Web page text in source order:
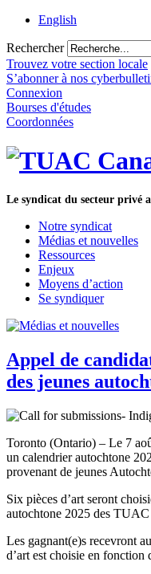
English
Rechercher
Trouvez votre section locale
S’abonner à nos
Connexion
Bourses d'études
Coordonnées
Le syndicat du secteur privé
Notre syndicat
Médias et nouvelles
Ressources
Enjeux
Moyens d’action
Se syndiquer
Appel de
des jeunes
Toronto (Ontario) – Le 7
un calendrier autochtone
provenant de jeunes
Six pièces d’art seront
autochtone 2025 des TUAC
Les gagnant(e)s recevront
d’art est choisie en fonction